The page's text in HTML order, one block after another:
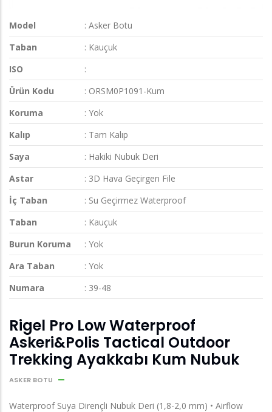
Model
: Asker Botu
Taban
: Kauçuk
ISO
:
Ürün Kodu
: ORSM0P1091-Kum
Koruma
: Yok
Kalıp
: Tam Kalıp
Saya
: Hakiki Nubuk Deri
Astar
: 3D Hava Geçirgen File
İç Taban
: Su Geçirmez Waterproof
Taban
: Kauçuk
Burun Koruma
: Yok
Ara Taban
: Yok
Numara
: 39-48
Rigel Pro Low Waterproof
Askeri&Polis Tactical Outdoor
Trekking Ayakkabı Kum Nubuk
ASKER BOTU
Waterproof Suya Dirençli Nubuk Deri (1,8-2,0 mm) • Airflow